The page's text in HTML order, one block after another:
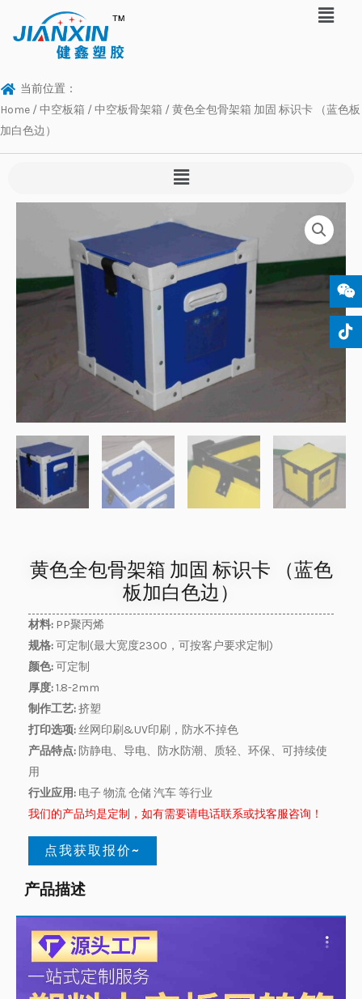
当前位置：
Home /中空板箱 /中空板骨架箱 / 黄色全包骨架箱 加固 标识卡 （蓝色板
加白色边）
黄色全包骨架箱 加固 标识卡 （蓝色
板加白色边）
材料: PP聚丙烯
规格:可定制(最大宽度2300，可按客户要求定制)
颜色:可定制
厚度:1.8-2mm
制作工艺:挤塑
打印选项: 丝网印刷&UV印刷，防水不掉色
产品特点: 防静电、导电、防水防潮、质轻、环保、可持续使
用
行业应用: 电子 物流 仓储 汽车 等行业
我们的产品均是定制，如有需要请电话联系或找客服咨询！
点我获取报价~
产品描述